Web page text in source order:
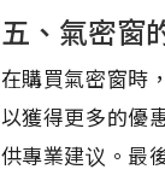
五、氣密窗
在購買氣密窗時
以獲得更多的優
供專業建议。最